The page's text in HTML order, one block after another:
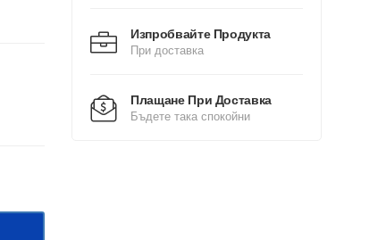
Изпробвайте Продукта
При доставка
Плащане При Доставка
Бъдете така спокойни